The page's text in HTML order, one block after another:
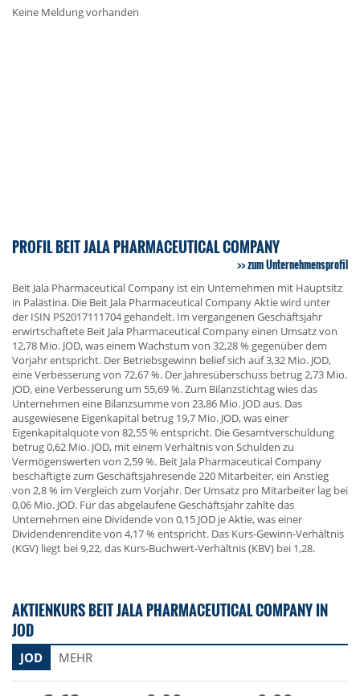
Keine Meldung vorhanden
PROFIL BEIT JALA PHARMACEUTICAL COMPANY
zum Unternehmensprofil
Beit Jala Pharmaceutical Company ist ein Unternehmen mit Hauptsitz
in Palästina. Die Beit Jala Pharmaceutical Company Aktie wird unter
der ISIN PS2017111704 gehandelt. Im vergangenen Geschäftsjahr
erwirtschaftete Beit Jala Pharmaceutical Company einen Umsatz von
12,78 Mio. JOD, was einem Wachstum von 32,28 % gegenüber dem
Vorjahr entspricht. Der Betriebsgewinn belief sich auf 3,32 Mio. JOD,
eine Verbesserung von 72,67 %. Der Jahresüberschuss betrug 2,73 Mio.
JOD, eine Verbesserung um 55,69 %. Zum Bilanzstichtag wies das
Unternehmen eine Bilanzsumme von 23,86 Mio. JOD aus. Das
ausgewiesene Eigenkapital betrug 19,7 Mio. JOD, was einer
Eigenkapitalquote von 82,55 % entspricht. Die Gesamtverschuldung
betrug 0,62 Mio. JOD, mit einem Verhältnis von Schulden zu
Vermögenswerten von 2,59 %. Beit Jala Pharmaceutical Company
beschäftigte zum Geschäftsjahresende 220 Mitarbeiter, ein Anstieg
von 2,8 % im Vergleich zum Vorjahr. Der Umsatz pro Mitarbeiter lag bei
0,06 Mio. JOD. Für das abgelaufene Geschäftsjahr zahlte das
Unternehmen eine Dividende von 0,15 JOD je Aktie, was einer
Dividendenrendite von 4,17 % entspricht. Das Kurs-Gewinn-Verhältnis
(KGV) liegt bei 9,22, das Kurs-Buchwert-Verhältnis (KBV) bei 1,28.
AKTIENKURS BEIT JALA PHARMACEUTICAL COMPANY IN
JOD
JOD MEHR